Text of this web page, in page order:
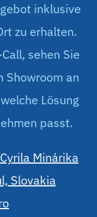
inklusive
zu erhalten.
sehen Sie
Showroom an
Lösung
passt.
Minárika
Slovakia